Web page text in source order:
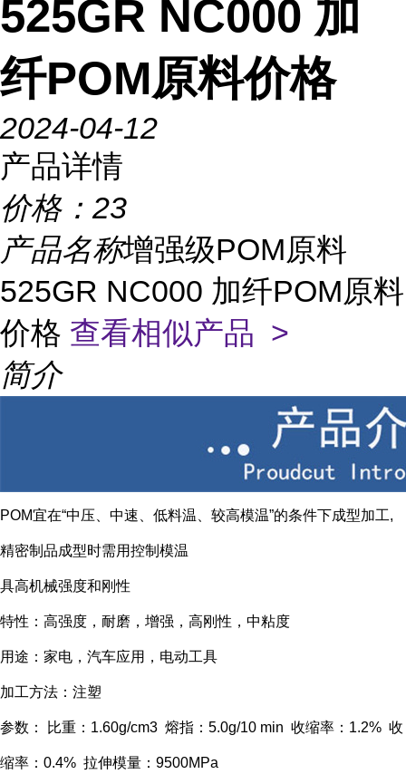
525GR NC000 加
纤POM原料价格
2024-04-12
产品详情
价格： 23
产品名称增强级POM原料
525GR NC000 加纤POM原料
价格 查看相似产品 >
简介
POM宜在“中压、中速、低料温、较高模温”的条件下成型加工,
精密制品成型时需用控制模温
具高机械强度和刚性
特性：高强度，耐磨，增强，高刚性，中粘度
用途：家电，汽车应用，电动工具
加工方法：注塑
参数： 比重：1.60g/cm3 熔指：5.0g/10 min 收缩率：1.2% 收
缩率：0.4% 拉伸模量：9500MPa